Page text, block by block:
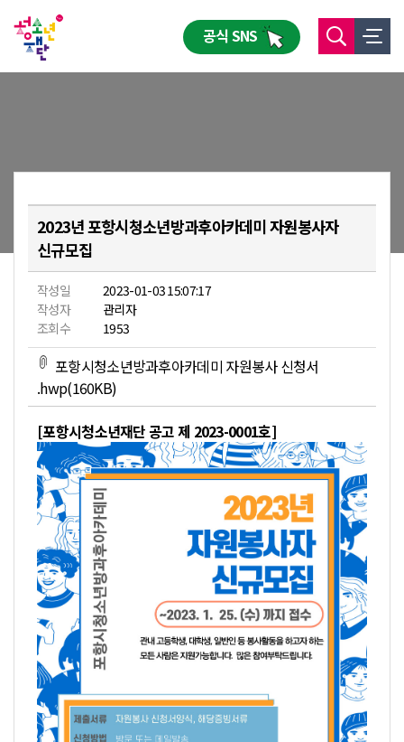
공식 SNS
2023년 포항시청소년방과후아카데미 자원봉사자
신규모집
작성일
2023-01-03 15:07:17
작성자
관리자
조회수
1953
포항시청소년방과후아카데미 자원봉사 신청서
.hwp(160KB)
[포항시청소년재단 공고 제 2023-0001호]